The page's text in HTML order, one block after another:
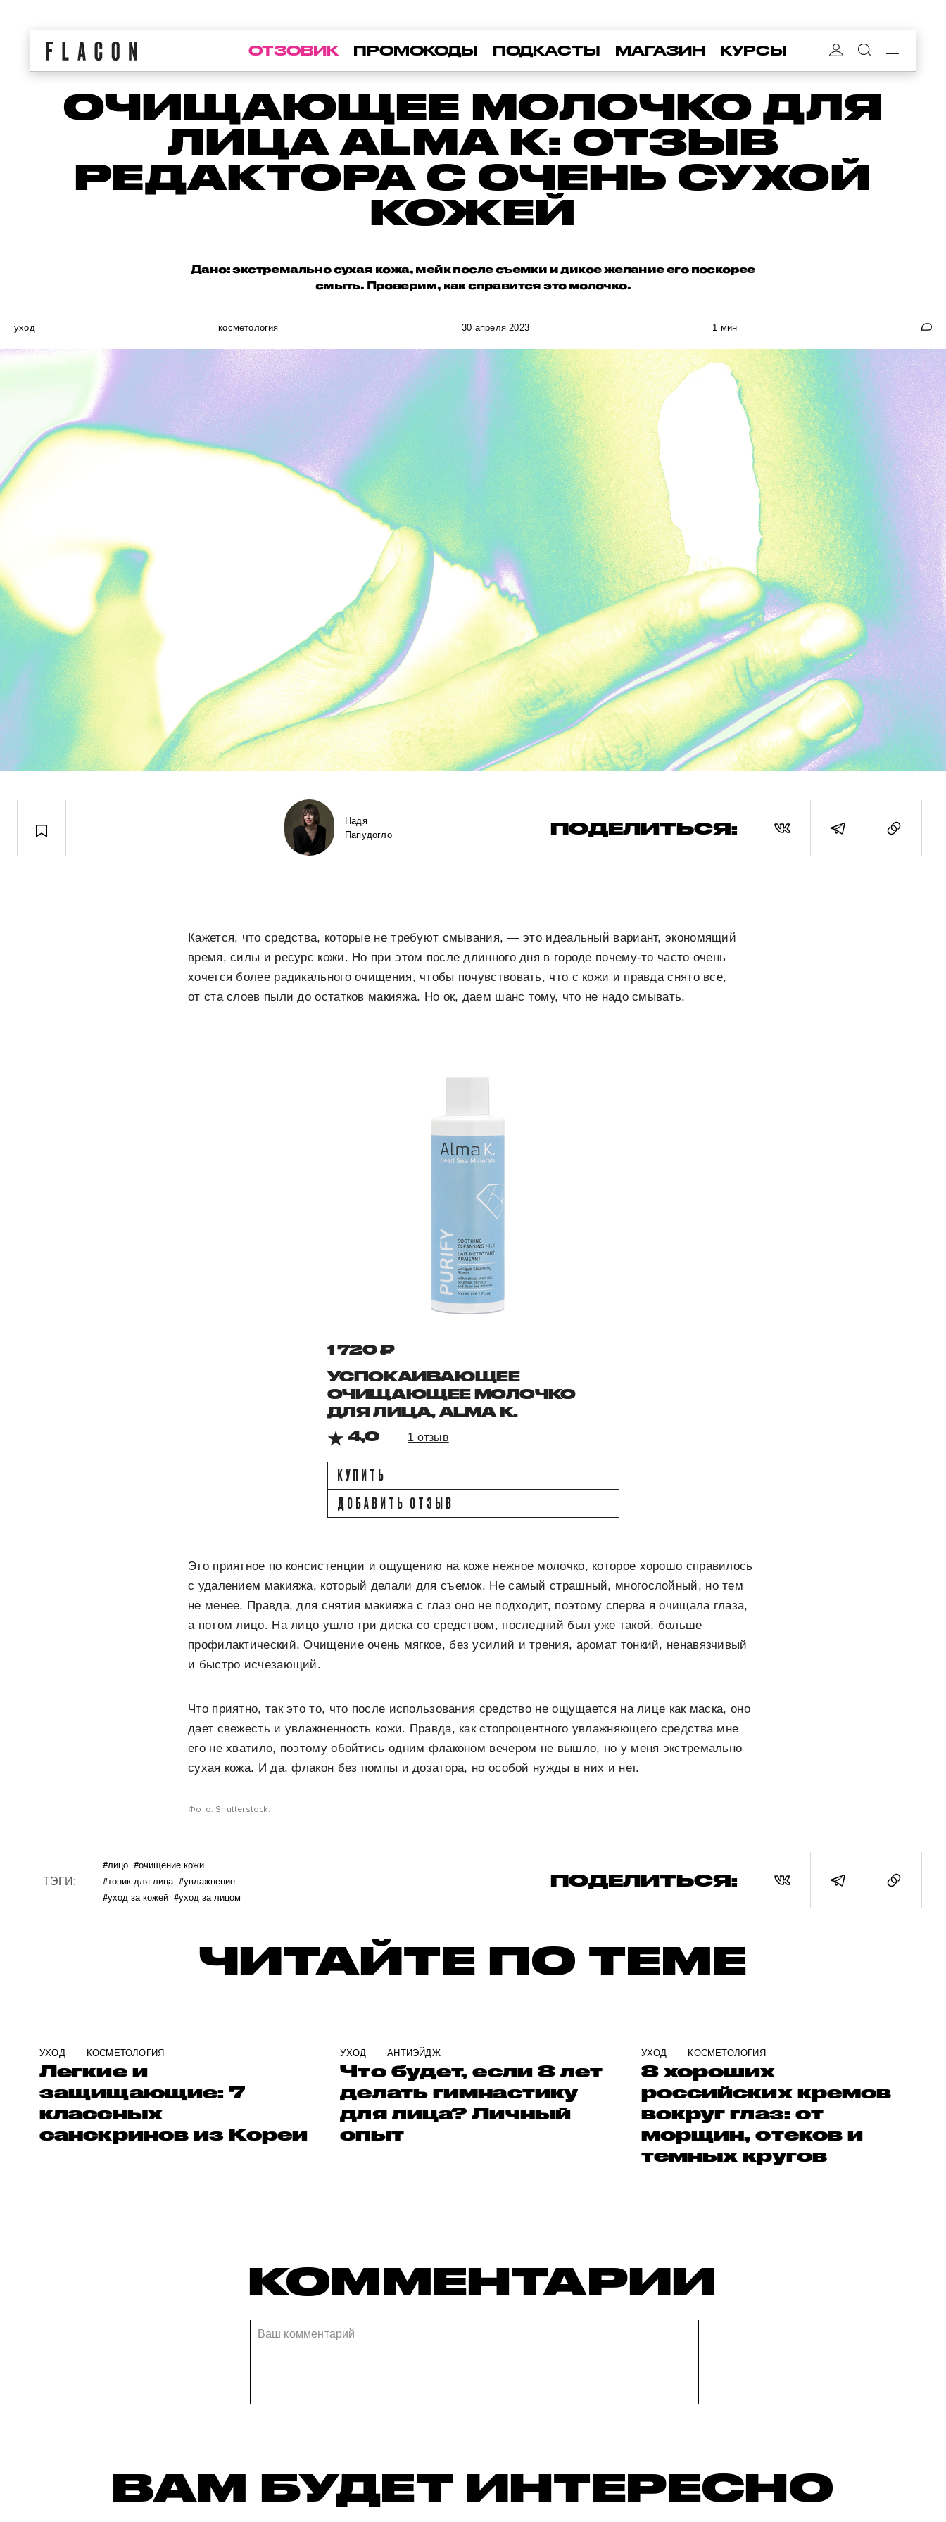
ОТЗОВИК ПРОМОКОДЫ ПОДКАСТЫ МАГАЗИН КУРСЫ
ОЧИЩАЮЩЕЕ МОЛОЧКО ДЛЯ
ЛИЦА ALMA K: ОТЗЫВ
РЕДАКТОРА С ОЧЕНЬ СУХОЙ
КОЖЕЙ
Дано: экстремально сухая кожа, мейк после съемки и дикое желание его поскорее
смыть. Проверим, как справится это молочко.
уход косметология 30 апреля 2023 1 мин
Надя
Папудогло
ПОДЕЛИТЬСЯ:
Кажется, что средства, которые не требуют смывания, — это идеальный вариант, экономящий
время, силы и ресурс кожи. Но при этом после длинного дня в городе почему-то часто очень
хочется более радикального очищения, чтобы почувствовать, что с кожи и правда снято все,
от ста слоев пыли до остатков макияжа. Но ок, даем шанс тому, что не надо смывать.
1 720 ₽
УСПОКАИВАЮЩЕЕ
ОЧИЩАЮЩЕЕ МОЛОЧКО
ДЛЯ ЛИЦА, ALMA K.
4,0
1 отзыв
КУПИТЬ
ДОБАВИТЬ ОТЗЫВ
Это приятное по консистенции и ощущению на коже нежное молочко, которое хорошо справилось
с удалением макияжа, который делали для съемок. Не самый страшный, многослойный, но тем
не менее. Правда, для снятия макияжа с глаз оно не подходит, поэтому сперва я очищала глаза,
а потом лицо. На лицо ушло три диска со средством, последний был уже такой, больше
профилактический. Очищение очень мягкое, без усилий и трения, аромат тонкий, ненавязчивый
и быстро исчезающий.
Что приятно, так это то, что после использования средство не ощущается на лице как маска, оно
дает свежесть и увлажненность кожи. Правда, как стопроцентного увлажняющего средства мне
его не хватило, поэтому обойтись одним флаконом вечером не вышло, но у меня экстремально
сухая кожа. И да, флакон без помпы и дозатора, но особой нужды в них и нет.
Фото: Shutterstock.
ТЭГИ:
#лицо #очищение кожи
#тоник для лица #увлажнение
#уход за кожей #уход за лицом
ПОДЕЛИТЬСЯ:
ЧИТАЙТЕ ПО ТЕМЕ
УХОД КОСМЕТОЛОГИЯ
Легкие и
защищающие: 7
классных
санскринов из Кореи
УХОД АНТИЭЙДЖ
Что будет, если 8 лет
делать гимнастику
для лица? Личный
опыт
УХОД КОСМЕТОЛОГИЯ
8 хороших
российских кремов
вокруг глаз: от
морщин, отеков и
темных кругов
КОММЕНТАРИИ
ВАМ БУДЕТ ИНТЕРЕСНО